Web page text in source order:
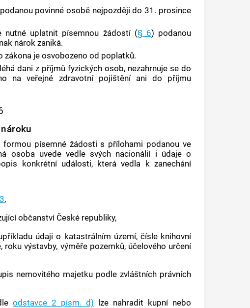
povinné osobě nejpozději do 31. prosince
uplatnit písemnou žádostí (§ 6) podanou
nárok zaniká.
zákona je osvobozeno od poplatků.
dani z příjmů fyzických osob, nezahrnuje se do
na veřejné zdravotní pojištění ani do příjmu
písemné žádosti s přílohami podanou ve
osoba uvede vedle svých nacionálií i údaje o
konkrétní události, která vedla k zanechání
,
občanství České republiky,
údaji o katastrálním území, čísle knihovní
roku výstavby, výměře pozemků, účelového určení
nemovitého majetku podle zvláštních právních
odstavce 2 písm. d) lze nahradit kupní nebo